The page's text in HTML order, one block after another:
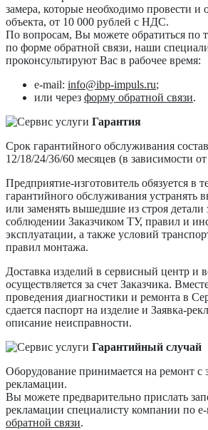
замера, которые необходимо провести и
объекта, от 10 000 рублей с НДС.
По вопросам, Вы можете обратиться по
по форме обратной связи, наши
проконсультируют Вас в рабочее время:
e-mail: info@ibp-impuls.ru;
или через форму обратной связи.
Гарантия
Срок гарантийного обслуживания
12/18/24/36/60 месяцев (в зависимости
Предприятие-изготовитель обязуется в
гарантийного обслуживания устранять
или заменять вышедшие из строя детали
соблюдении Заказчиком ТУ, правил и
эксплуатации, а также условий
правил монтажа.
Доставка изделий в сервисный центр и
осуществляется за счет Заказчика.
проведения диагностики и ремонта в
сдается паспорт на изделие и Заявка-
описание неисправности.
Гарантийный случай
Оборудование принимается на ремонт
рекламации.
Вы можете предварительно прислать
рекламации специалисту компании по
обратной связи.